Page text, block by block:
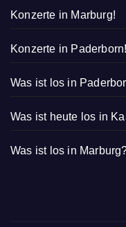
Konzerte in Marburg!
Konzerte in Paderborn!
Was ist los in
Was ist heute los in
Was ist los in